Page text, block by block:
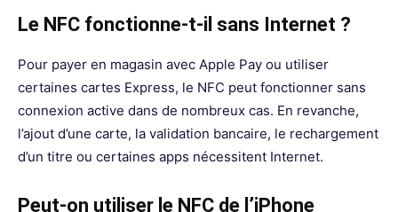
Le NFC fonctionne-t-il sans Internet ?
Pour payer en magasin avec Apple Pay ou utiliser
certaines cartes Express, le NFC peut fonctionner sans
connexion active dans de nombreux cas. En revanche,
l’ajout d’une carte, la validation bancaire, le rechargement
d’un titre ou certaines apps nécessitent Internet.
Peut-on utiliser le NFC de l’iPhone